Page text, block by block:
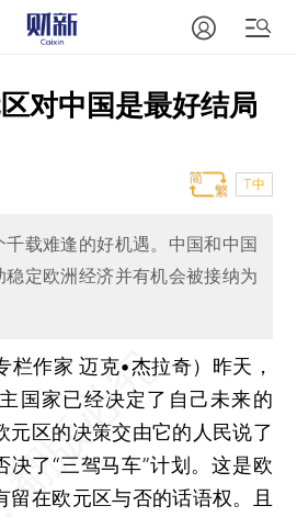
对中国是最好结局
T中
载难逢的好机遇。中国和中国
定欧洲经济并有机会被接纳为
栏作家 迈克•杰拉奇） 昨天，
国家已经决定了自己未来的
元区的决策交由它的人民说了
决了“三驾马车”计划。这是欧
留在欧元区与否的话语权。且